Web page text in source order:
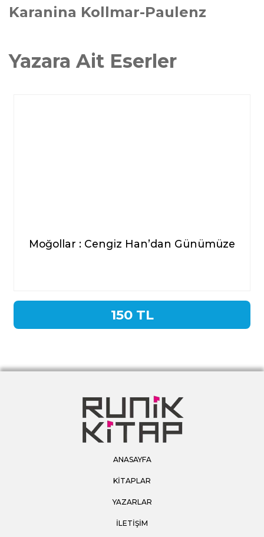
Karanina Kollmar-Paulenz
Yazara Ait Eserler
Moğollar : Cengiz Han’dan Günümüze
150 TL
ANASAYFA
KİTAPLAR
YAZARLAR
İLETİŞİM